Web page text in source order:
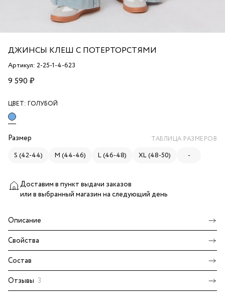
ДЖИНСЫ КЛЕШ С ПОТЕРТОРСТЯМИ
Артикул: 2-25-1-4-623
9 590 ₽
ЦВЕТ: ГОЛУБОЙ
Размер ТАБЛИЦА РАЗМЕРОВ
S (42-44) M (44-46) L (46-48) XL (48-50) -
Доставим в пункт выдачи заказов
или в выбранный магазин на следующий день
Описание
Свойства
Состав
Отзывы 3